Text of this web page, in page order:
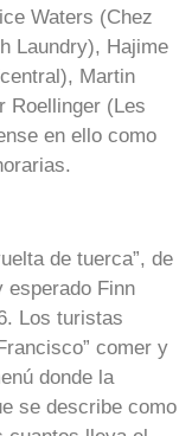
Waters (Chez
Laundry), Hajime
Martin
Roellinger (Les
en ello como
de tuerca”, de
esperado Finn
Los turistas
comer y
donde la
se describe como